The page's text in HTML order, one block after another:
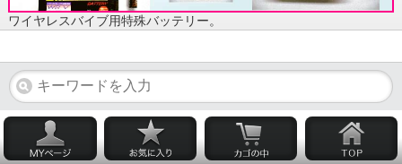
ワイヤレスバイブ用特殊バッテリー。